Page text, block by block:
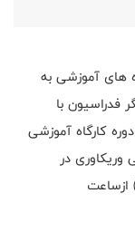
های آموزشی به
فدراسیون با
کارگاه آموزشی
در
ازساعت